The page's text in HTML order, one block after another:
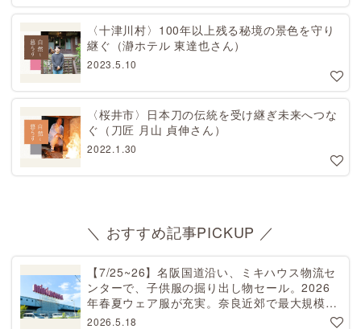
〈十津川村〉100年以上残る秘境の景色を守り
継ぐ（瀞ホテル 東達也さん）
2023.5.10
〈桜井市〉日本刀の伝統を受け継ぎ未来へつな
ぐ（刀匠 月山 貞伸さん）
2022.1.30
＼ おすすめ記事PICKUP ／
【7/25~26】名阪国道沿い、ミキハウス物流セ
ンターで、子供服の掘り出し物セール。2026
年春夏ウェア服が充実。奈良近郊で最大規模！
天理から27分[PR]
2026.5.18